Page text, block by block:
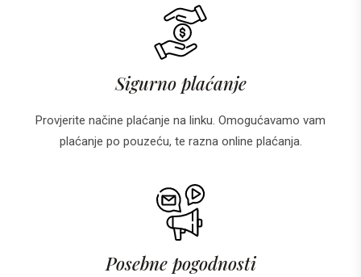
Sigurno plaćanje
Provjerite načine plaćanje na linku. Omogućavamo vam
plaćanje po pouzeću, te razna online plaćanja.
Posebne pogodnosti